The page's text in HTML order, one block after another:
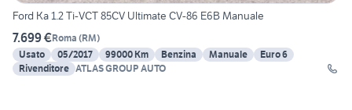
Ford Ka 1.2 Ti-VCT 85CV Ultimate CV-86 E6B Manuale
7.699 €Roma (RM)
Usato
05/2017 99000 Km Benzina Manuale
Euro 6
Rivenditore ATLAS GROUP AUTO